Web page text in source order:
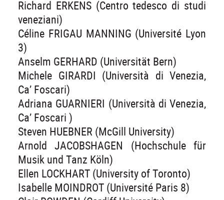
Richard ERKENS (Centro tedesco di studi
veneziani)
Céline FRIGAU MANNING (Université Lyon
3)
Anselm GERHARD (Universität Bern)
Michele GIRARDI (Università di Venezia,
Ca’ Foscari)
Adriana GUARNIERI (Università di Venezia,
Ca’ Foscari )
Steven HUEBNER (McGill University)
Arnold JACOBSHAGEN (Hochschule für
Musik und Tanz Köln)
Ellen LOCKHART (University of Toronto)
Isabelle MOINDROT (Université Paris 8)